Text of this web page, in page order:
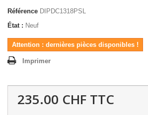
Référence DIPDC1318PSL
État : Neuf
Attention : dernières pièces disponibles !
Imprimer
235.00 CHF TTC